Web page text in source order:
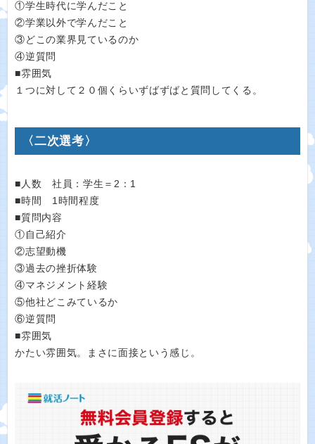
①学生時代に学んだこと
②学業以外で学んだこと
③どこの業界見ているのか
④逆質問
■雰囲気
１つに対して２０個くらいずばずばと質問してくる。
〈二次選考〉
■人数 社員：学生＝2：1
■時間 1時間程度
■質問内容
①自己紹介
②志望動機
③過去の挫折体験
④マネジメント経験
⑤他社どこみているか
⑥逆質問
■雰囲気
かたい雰囲気。まさに面接という感じ。